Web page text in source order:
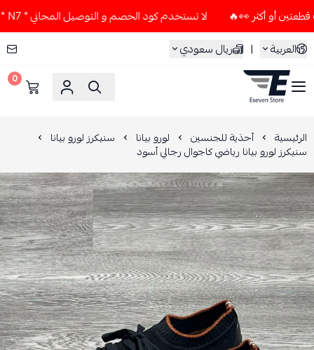
لا تستخدم كود الخصم و التوصيل المجاني " N7 " إلا إذا طلبت قطعتين أو أكثر 👀🔥
العربية
| ريال سعودي
ESEVEN STORE
0
الرئيسية أحذية للجنسين لورو بيانا سنيكرز لورو بيانا
سنيكرز لورو بيانا رياضي كاجوال رجالي أسود